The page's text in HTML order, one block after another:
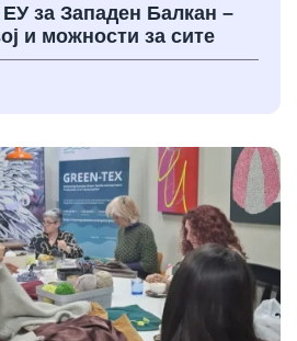
за Западен Балкан –
и можности за сите